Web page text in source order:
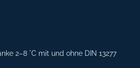
2–8 °C mit und ohne DIN 13277